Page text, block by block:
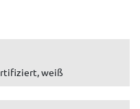
weiß